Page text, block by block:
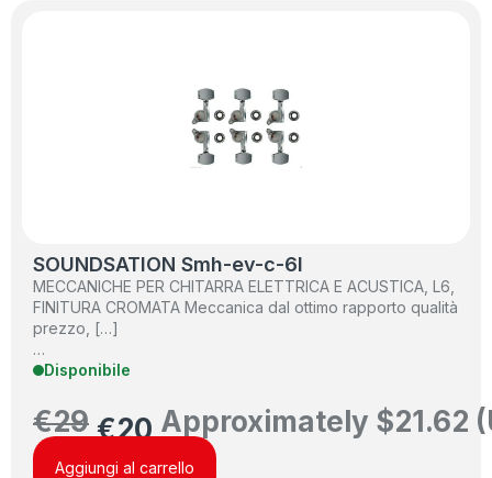
SOUNDSATION Smh-ev-c-6l
MECCANICHE PER CHITARRA ELETTRICA E ACUSTICA, L6,
FINITURA CROMATA Meccanica dal ottimo rapporto qualità
prezzo, […]
…
Disponibile
€29 €20 Approximately $21.62
Aggiungi al carrello